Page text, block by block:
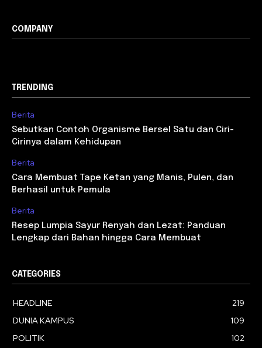
COMPANY
TRENDING
Berita
Sebutkan Contoh Organisme Bersel Satu dan Ciri-
Cirinya dalam Kehidupan
Berita
Cara Membuat Tape Ketan yang Manis, Pulen, dan
Berhasil untuk Pemula
Berita
Resep Lumpia Sayur Renyah dan Lezat: Panduan
Lengkap dari Bahan hingga Cara Membuat
CATEGORIES
HEADLINE
219
DUNIA KAMPUS
109
POLITIK
102